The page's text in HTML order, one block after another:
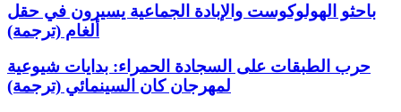
باحثو الهولوكوست والإبادة الجماعية يسيرون في حقل
ألغام (ترجمة)
حرب الطبقات على السجادة الحمراء: بدايات شيوعية
لمهرجان كان السينمائي (ترجمة)